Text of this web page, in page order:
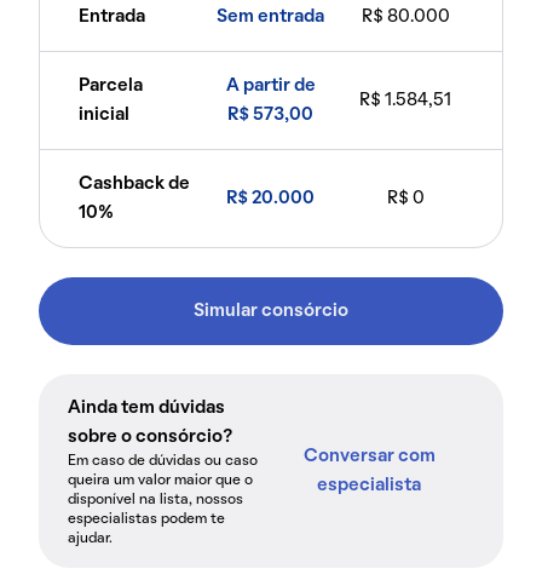
Entrada Sem entrada R$ 80.000
Parcela
inicial
A partir de
R$ 573,00
R$ 1.584,51
Cashback de
10%
R$ 20.000 R$ 0
Simular consórcio
Ainda tem dúvidas
sobre o consórcio?
Em caso de dúvidas ou caso
queira um valor maior que o
disponível na lista, nossos
especialistas podem te
ajudar.
Conversar com
especialista